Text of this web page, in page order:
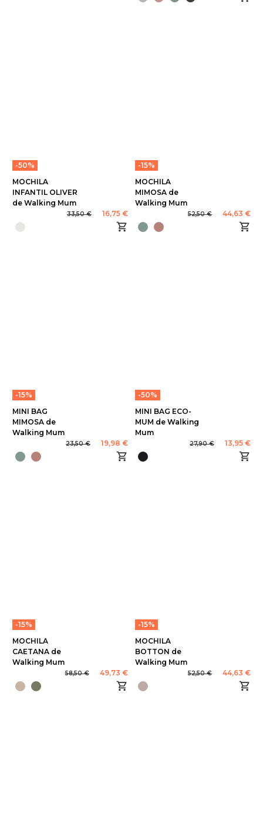
-50%
MOCHILA
INFANTIL OLIVER
de Walking Mum
33,50 € 16,75 €
-15%
MOCHILA
MIMOSA de
Walking Mum
52,50 € 44,63 €
-15%
MINI BAG
MIMOSA de
Walking Mum
23,50 € 19,98 €
-50%
MINI BAG ECO-
MUM de Walking
Mum
27,90 € 13,95 €
-15%
MOCHILA
CAETANA de
Walking Mum
58,50 € 49,73 €
-15%
MOCHILA
BOTTON de
Walking Mum
52,50 € 44,63 €